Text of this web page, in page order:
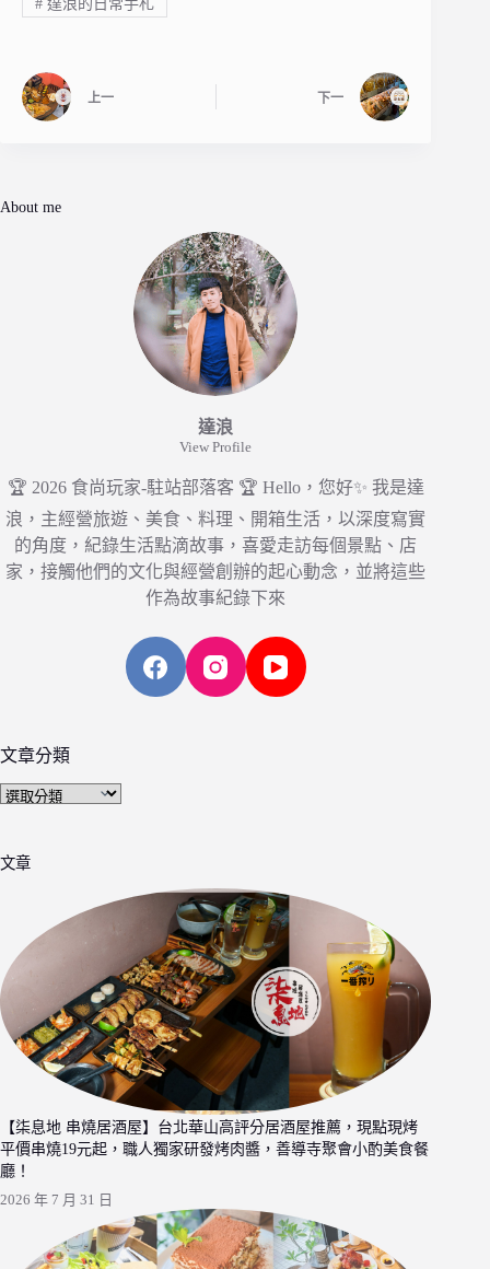
#達浪的日常手札
上一 下一
About me
達浪
View Profile
🏆 2026 食尚玩家-駐站部落客 🏆 Hello，您好✨ 我是達
浪，主經營旅遊、美食、料理、開箱生活，以深度寫實
的角度，紀錄生活點滴故事，喜愛走訪每個景點、店
家，接觸他們的文化與經營創辦的起心動念，並將這些
作為故事紀錄下來
文章分類
文
類
文章
【柒息地 串燒居酒屋】台北華山高評分居酒屋推薦，現點現烤
平價串燒19元起，職人獨家研發烤肉醬，善導寺聚會小酌美食餐
廳！
2026 年 7 月 31 日